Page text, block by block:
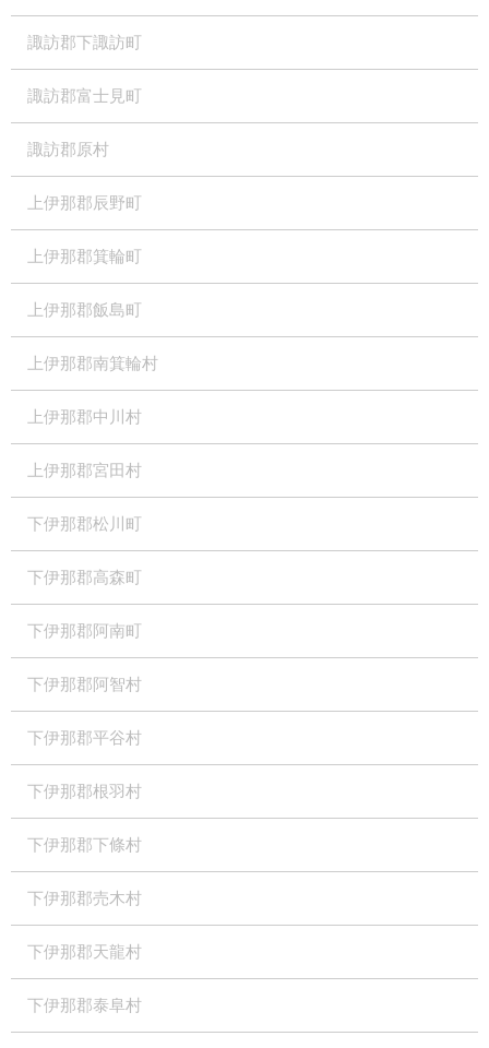
諏訪郡下諏訪町
諏訪郡富士見町
諏訪郡原村
上伊那郡辰野町
上伊那郡箕輪町
上伊那郡飯島町
上伊那郡南箕輪村
上伊那郡中川村
上伊那郡宮田村
下伊那郡松川町
下伊那郡高森町
下伊那郡阿南町
下伊那郡阿智村
下伊那郡平谷村
下伊那郡根羽村
下伊那郡下條村
下伊那郡売木村
下伊那郡天龍村
下伊那郡泰阜村